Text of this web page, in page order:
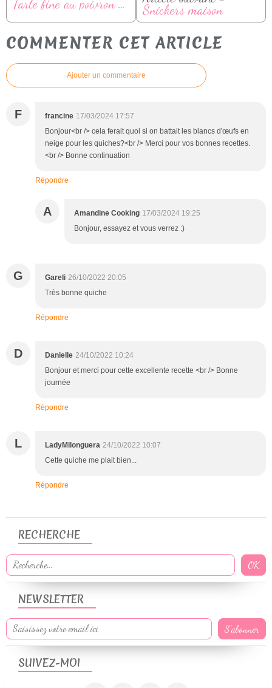
Tarte fine au poivron et chorizo Snickers maison
COMMENTER CET ARTICLE
Ajouter un commentaire
F francine 17/03/2024 17:57
Bonjour<br /> cela ferait quoi si on battait les blancs d'œufs en
neige pour les quiches?<br /> Merci pour vos bonnes recettes.
<br /> Bonne continuation
Répondre
A Amandine Cooking 17/03/2024 19:25
Bonjour, essayez et vous verrez :)
G Gareli 26/10/2022 20:05
Très bonne quiche
Répondre
D Danielle 24/10/2022 10:24
Bonjour et merci pour cette excellente recette <br /> Bonne
journée
Répondre
L LadyMilonguera 24/10/2022 10:07
Cette quiche me plait bien...
Répondre
NEWSLETTER
SUIVEZ-MOI
RECHERCHE